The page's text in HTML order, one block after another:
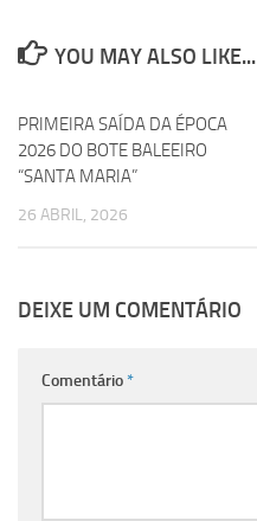
YOU MAY ALSO LIKE...
PRIMEIRA SAÍDA DA ÉPOCA
2026 DO BOTE BALEEIRO
“SANTA MARIA”
26 ABRIL, 2026
DEIXE UM COMENTÁRIO
Comentário*